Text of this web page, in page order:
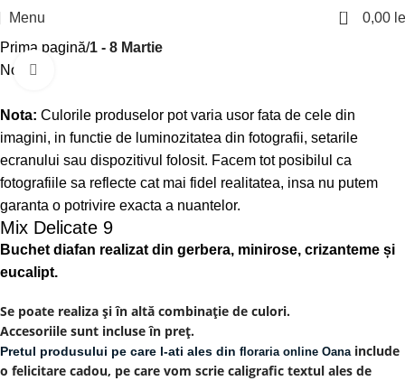
Menu 0 0,00
Prima pagină 1 - 8 Martie
Nou
Nota: Culorile produselor pot varia usor fata de cele din
imagini, in functie de luminozitatea din fotografii, setarile
ecranului sau dispozitivul folosit. Facem tot posibilul ca
fotografiile sa reflecte cat mai fidel realitatea, insa nu putem
garanta o potrivire exacta a nuantelor.
Mix Delicate 9
Buchet diafan realizat din gerbera, minirose, crizanteme și
eucalipt.
Se poate realiza și în altă combinație de culori.
Accesoriile sunt incluse în preț.
Pretul produsului pe care l-ati ales din floraria online Oanainclude
o felicitare cadou, pe care vom scrie caligrafic textul ales de